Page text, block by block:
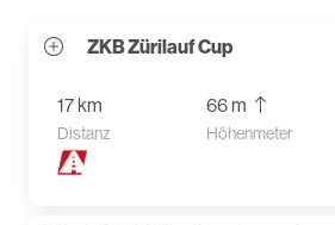
ZKB Zürilauf Cup
17 km
Distanz
66 m
Höhenmeter